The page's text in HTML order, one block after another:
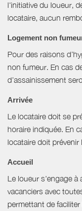
l'initiative du loueur,
locataire, aucun
Logement non
Pour des raisons
non fumeur. En cas
d’assainissement
Arrivée
Le locataire doit se
horaire indiquée. En
locataire doit prévenir
Accueil
Le loueur s'engage à
vacanciers avec
permettant de